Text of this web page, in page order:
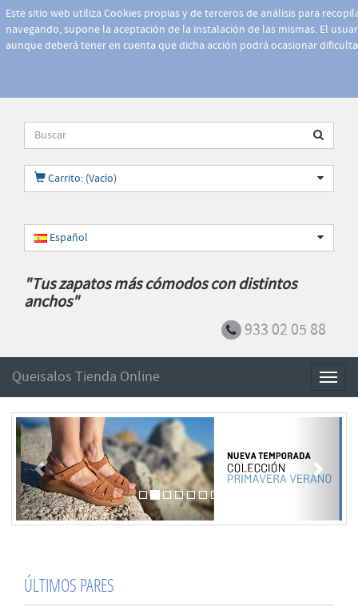
Este sitio web utiliza Cookies propias y de terceros de análisis para
navegando, supone la aceptación de la instalación de las mismas. El
aunque deberá tener en cuenta que dicha acción podrá ocasionar
Carrito: (Vacío)
Español
"Tus zapatos más cómodos con distintos
anchos"
933 02 05 88
Queisalos Tienda Online
Anterior
ÚLTIMOS PARES